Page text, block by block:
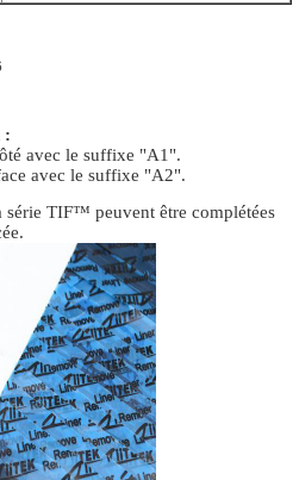
:
avec le suffixe "A1".
avec le suffixe "A2".
série TIF™ peuvent être complétées